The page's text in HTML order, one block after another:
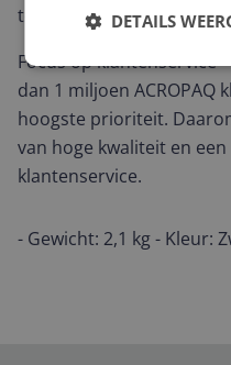
tegen slijtage en corrosie.
Focus op klantenservice
dan 1 miljoen ACROPAQ
hoogste prioriteit.
van hoge kwaliteit en
klantenservice.
- Gewicht: 2,1 kg - Kleur:
DETAILS